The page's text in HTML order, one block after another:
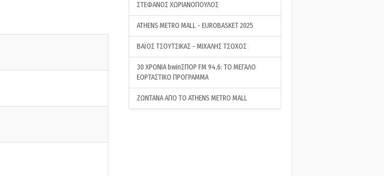
ΣΤΕΦΑΝΟΣ ΧΩΡΙΑΝΟΠΟΥΛΟΣ
ATHENS METRO MALL - EUROBASKET 2025
ΒΑΪΟΣ ΤΣΟΥΤΣΙΚΑΣ - ΜΙΧΑΛΗΣ ΤΣΟΧΟΣ
30 ΧΡΟΝΙΑ bwinΣΠΟΡ FM 94,6: ΤΟ ΜΕΓΑΛΟ
ΕΟΡΤΑΣΤΙΚΟ ΠΡΟΓΡΑΜΜΑ
ΖΩΝΤΑΝΑ ΑΠΟ ΤΟ ATHENS METRO MALL